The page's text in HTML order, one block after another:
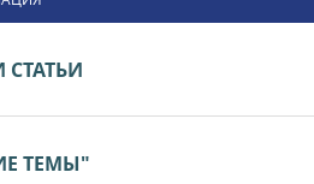
ТЕМЫ"